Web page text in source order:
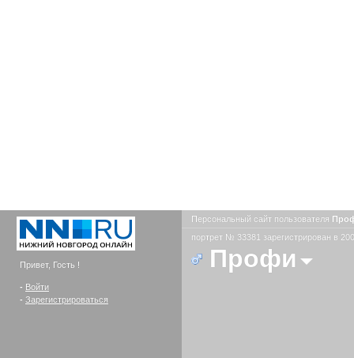
Привет, Гость !
- Войти
- Зарегистрироваться
Персональный сайт пользователя
портрет № 33381 зарегистрирован в
Профи